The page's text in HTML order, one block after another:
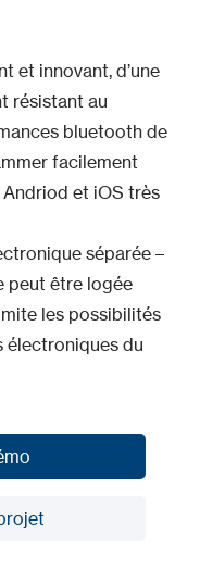
et innovant, d’une
résistant au
bluetooth de
facilement
et iOS très
séparée –
peut être logée
les possibilités
électroniques du